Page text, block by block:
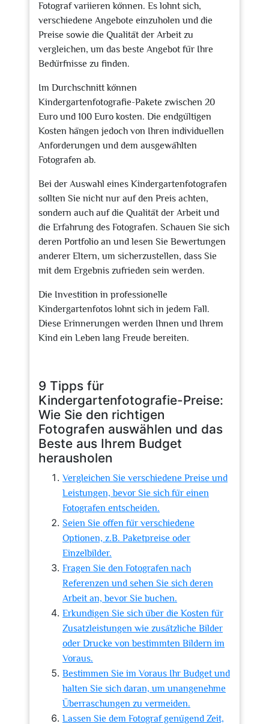
Fotograf variieren können. Es lohnt sich,
verschiedene Angebote einzuholen und die
Preise sowie die Qualität der Arbeit zu
vergleichen, um das beste Angebot für Ihre
Bedürfnisse zu finden.
Im Durchschnitt können
Kindergartenfotografie-Pakete zwischen 20
Euro und 100 Euro kosten. Die endgültigen
Kosten hängen jedoch von Ihren individuellen
Anforderungen und dem ausgewählten
Fotografen ab.
Bei der Auswahl eines Kindergartenfotografen
sollten Sie nicht nur auf den Preis achten,
sondern auch auf die Qualität der Arbeit und
die Erfahrung des Fotografen. Schauen Sie sich
deren Portfolio an und lesen Sie Bewertungen
anderer Eltern, um sicherzustellen, dass Sie
mit dem Ergebnis zufrieden sein werden.
Die Investition in professionelle
Kindergartenfotos lohnt sich in jedem Fall.
Diese Erinnerungen werden Ihnen und Ihrem
Kind ein Leben lang Freude bereiten.
9 Tipps für
Kindergartenfotografie-Preise:
Wie Sie den richtigen
Fotografen auswählen und das
Beste aus Ihrem Budget
herausholen
Vergleichen Sie verschiedene Preise und
Leistungen, bevor Sie sich für einen
Fotografen entscheiden.
Seien Sie offen für verschiedene
Optionen, z.B. Paketpreise oder
Einzelbilder.
Fragen Sie den Fotografen nach
Referenzen und sehen Sie sich deren
Arbeit an, bevor Sie buchen.
Erkundigen Sie sich über die Kosten für
Zusatzleistungen wie zusätzliche Bilder
oder Drucke von bestimmten Bildern im
Voraus.
Bestimmen Sie im Voraus Ihr Budget und
halten Sie sich daran, um unangenehme
Überraschungen zu vermeiden.
Lassen Sie dem Fotograf genügend Zeit,